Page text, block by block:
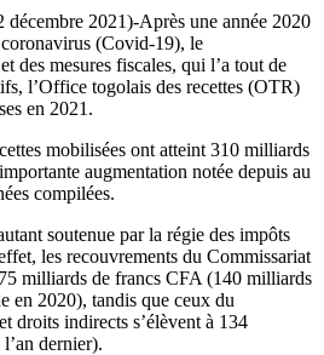
2021)-Après une année 2020
(Covid-19), le
des mesures fiscales, qui l’a tout de
l’Office togolais des recettes (OTR)
en 2021.
mobilisées ont atteint 310 milliards
augmentation notée depuis au
compilées.
soutenue par la régie des impôts
les recouvrements du Commissariat
milliards de francs CFA (140 milliards
en 2020), tandis que ceux du
droits indirects s’élèvent à 134
dernier).